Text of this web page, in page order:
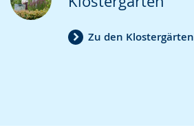
Zu den Klostergärten